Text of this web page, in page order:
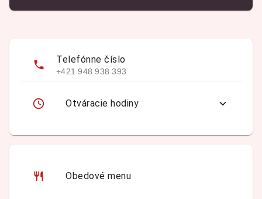
Telefónne číslo
+421 948 938 393
Otváracie hodiny
Obedové menu